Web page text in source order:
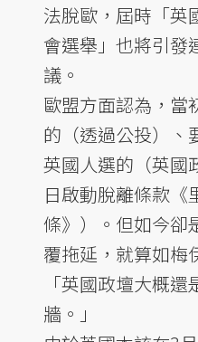
法脫歐，屆時「英
會選舉」也將引發
議。
歐盟方面認為，當
的（透過公投）、
英國人選的（英國
日啟動脫離條款《
條》）。但如今卻
覆拖延，就算如梅
「英國政壇大概
牆。」